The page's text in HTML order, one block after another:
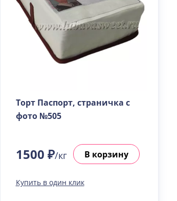
Торт Паспорт, страничка с
фото №505
1500 ₽/кг В корзину
Купить в один клик